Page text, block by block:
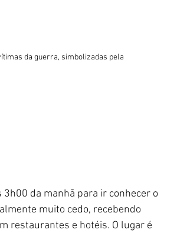
da guerra, simbolizadas pela
da manhã para ir conhecer o
muito cedo, recebendo
restaurantes e hotéis. O lugar é